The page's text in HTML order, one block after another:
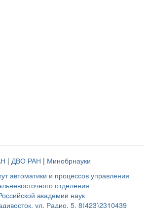
| ДВО РАН | Минобрнауки
автоматики и процессов управления
отделения
академии наук
ул. Радио, 5, 8(423)2310439